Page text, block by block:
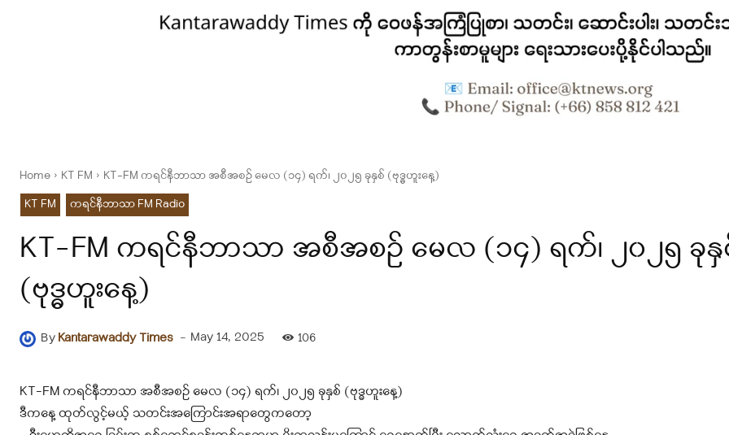
Home KT FM
KT-FM ကရင်နီဘာသာ အစီအစဉ် မေလ (၁၄) ရက်၊ ၂၀၂၅ ခုနှစ် (ဗုဒ္ဓဟူးနေ့)
KT FM
ကရင်နီဘာသာ FM Radio
KT-FM ကရင်နီဘာသာ အစီအစဉ် မေလ (၁၄) ရက်၊ ၂၀၂၅ ခု
(ဗုဒ္ဓဟူးနေ့)
ByKantarawaddy Times - May 14, 2025 106
KT-FM ကရင်နီဘာသာ အစီအစဉ် မေလ (၁၄) ရက်၊ ၂၀၂၅ ခုနှစ် (ဗုဒ္ဓဟူးနေ့)
ဒီကနေ့ ထုတ်လွင့်မယ့် သတင်းအကြောင်းအရာတွေကတော့